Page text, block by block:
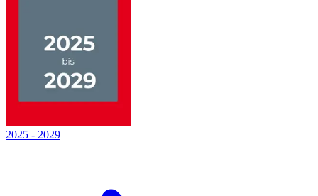
2025 - 2029